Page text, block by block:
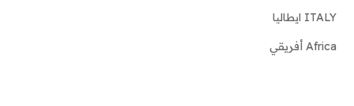
ITALY ايطاليا
Africa أفريقي